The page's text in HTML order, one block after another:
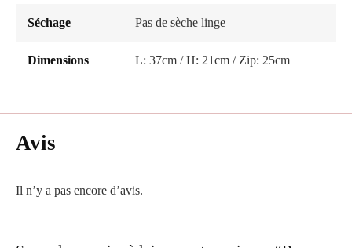
Séchage Pas de sèche linge
Dimensions L: 37cm / H: 21cm / Zip: 25cm
Avis
Il n’y a pas encore d’avis.